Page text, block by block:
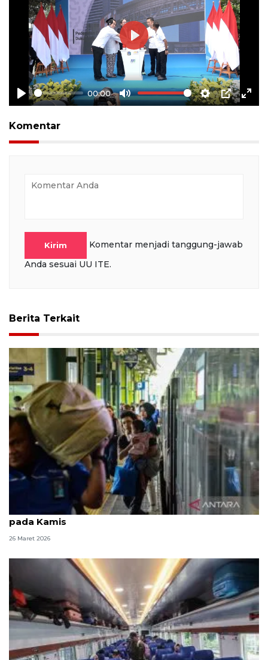
Play
00:00
Mute Settings
PIP
Play
Komentar
Kirim
Komentar menjadi tanggung-jawab
Anda sesuai UU ITE.
Berita Terkait
52 ribu orang tiba di Jakarta gunakan kereta api
pada Kamis
26 Maret 2026